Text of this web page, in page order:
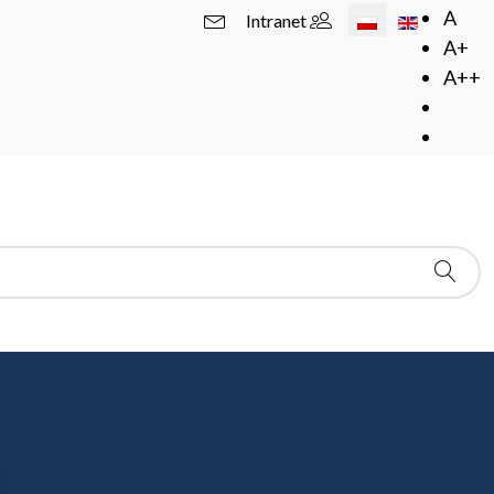
A
A+
A++
Wybierz swój język
Intranet
doktorskie